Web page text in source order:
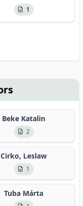
1
Beke Katalin
2
Cirko, Leslaw
1
Tuba Márta